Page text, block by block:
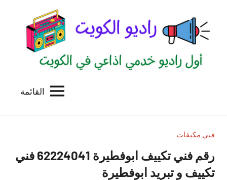
المحتوى
الكويت
للاعلانات
بالكويت
القائمة
فني مكيفات
رقم فني تكييف ابوفطيرة 62224041 فني
تكييف و تبريد ابوفطيرة